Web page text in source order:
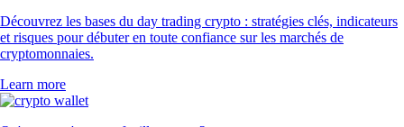
Découvrez les bases du day trading crypto : stratégies clés, indicateurs
et risques pour débuter en toute confiance sur les marchés de
cryptomonnaies.
Learn more